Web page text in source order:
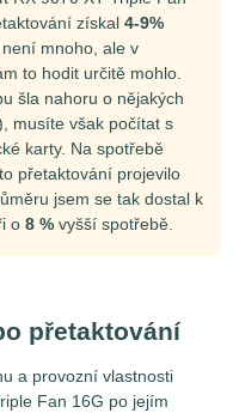
získal 4-9%
mnoho, ale v
to hodit určitě mohlo.
šla nahoru o nějakých
musíte však počítat s
karty. Na spotřebě
přetaktování projevilo
jsem se tak dostal k
o 8 % vyšší spotřebě.
přetaktování
a provozní vlastnosti
Fan 16G po jejím